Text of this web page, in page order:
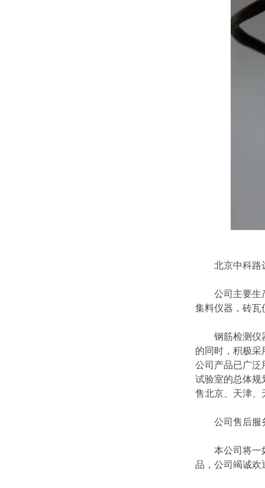
北京中科路达
公司主要生产
集料仪器，砖瓦
钢筋检测仪器
的同时，积极
公司产品已广泛
试验室的总体规
售北京、天津、
公司售后服务
本公司将一如
品，公司竭诚欢